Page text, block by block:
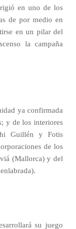
en uno de los
de por medio en
en un pilar del
la campaña
ya confirmada
y de los interiores
Guillén y Fotis
de los
(Mallorca) y del
su juego